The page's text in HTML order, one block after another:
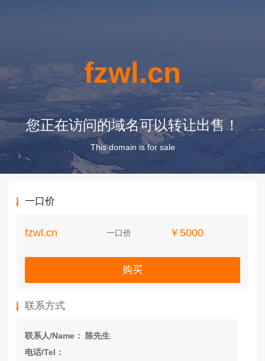
fzwl.cn
您正在访问的域名可以转让出售！
This domain is for sale
一口价
fzwl.cn 一口价 ￥5000
购买
联系方式
联系人/Name： 陈先生
电话/Tel：